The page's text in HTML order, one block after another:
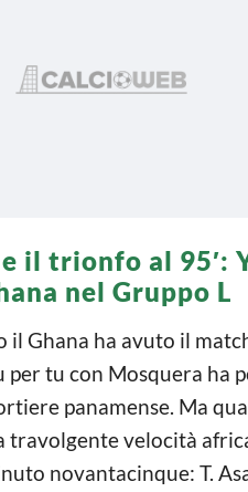
il trionfo al 95′:
nel Gruppo L
Ghana ha avuto il
per tu con Mosquera ha
panamense. Ma
travolgente velocità
novantacinque: T.